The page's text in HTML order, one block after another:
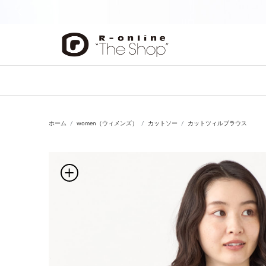
ホーム women（ウィメンズ） カットソー カットツィルブラウス